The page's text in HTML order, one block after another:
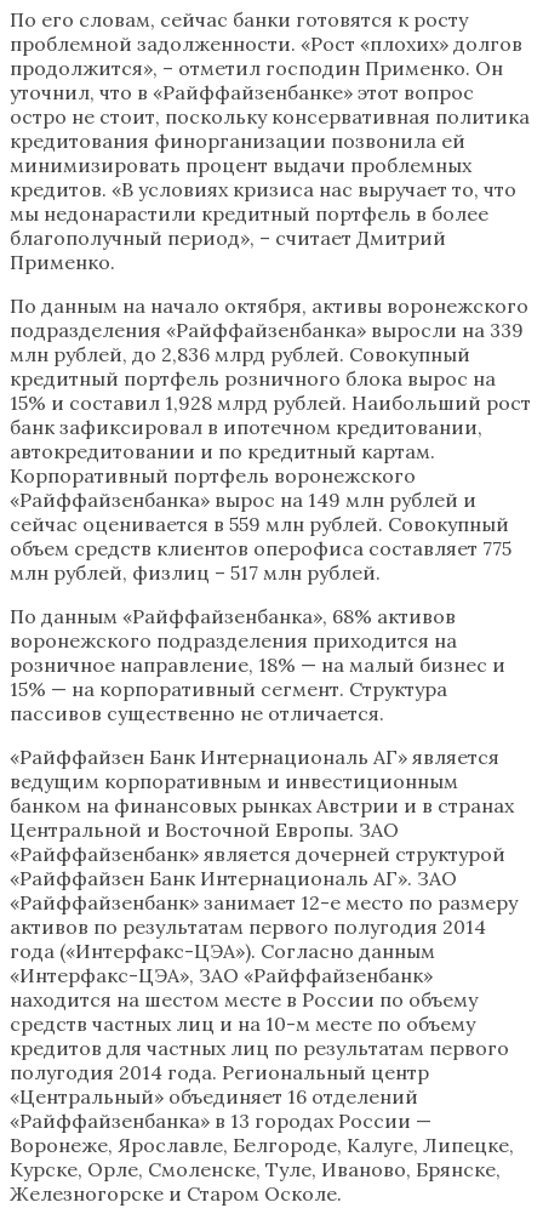
По его словам, сейчас банки готовятся к росту
проблемной задолженности. «Рост «плохих» долгов
продолжится», – отметил господин Применко. Он
уточнил, что в «Райффайзенбанке» этот вопрос
остро не стоит, поскольку консервативная политика
кредитования финорганизации позвонила ей
минимизировать процент выдачи проблемных
кредитов. «В условиях кризиса нас выручает то, что
мы недонарастили кредитный портфель в более
благополучный период», – считает Дмитрий
Применко.
По данным на начало октября, активы воронежского
подразделения «Райффайзенбанка» выросли на 339
млн рублей, до 2,836 млрд рублей. Совокупный
кредитный портфель розничного блока вырос на
15% и составил 1,928 млрд рублей. Наибольший рост
банк зафиксировал в ипотечном кредитовании,
автокредитовании и по кредитный картам.
Корпоративный портфель воронежского
«Райффайзенбанка» вырос на 149 млн рублей и
сейчас оценивается в 559 млн рублей. Совокупный
объем средств клиентов оперофиса составляет 775
млн рублей, физлиц – 517 млн рублей.
По данным «Райффайзенбанка», 68% активов
воронежского подразделения приходится на
розничное направление, 18% — на малый бизнес и
15% — на корпоративный сегмент. Структура
пассивов существенно не отличается.
«Райффайзен Банк Интернациональ АГ» является
ведущим корпоративным и инвестиционным
банком на финансовых рынках Австрии и в странах
Центральной и Восточной Европы. ЗАО
«Райффайзенбанк» является дочерней структурой
«Райффайзен Банк Интернациональ АГ». ЗАО
«Райффайзенбанк» занимает 12-е место по размеру
активов по результатам первого полугодия 2014
года («Интерфакс-ЦЭА»). Согласно данным
«Интерфакс-ЦЭА», ЗАО «Райффайзенбанк»
находится на шестом месте в России по объему
средств частных лиц и на 10-м месте по объему
кредитов для частных лиц по результатам первого
полугодия 2014 года. Региональный центр
«Центральный» объединяет 16 отделений
«Райффайзенбанка» в 13 городах России —
Воронеже, Ярославле, Белгороде, Калуге, Липецке,
Курске, Орле, Смоленске, Туле, Иваново, Брянске,
Железногорске и Старом Осколе.